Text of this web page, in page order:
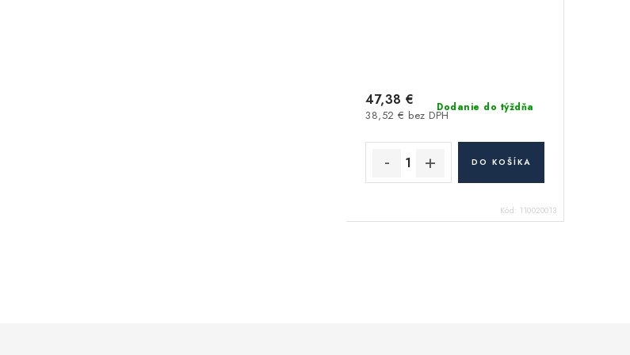
Dodanie do týždňa
38,52 € bez DPH
47,38 €
DO KOŠÍKA
Kód: 110020013